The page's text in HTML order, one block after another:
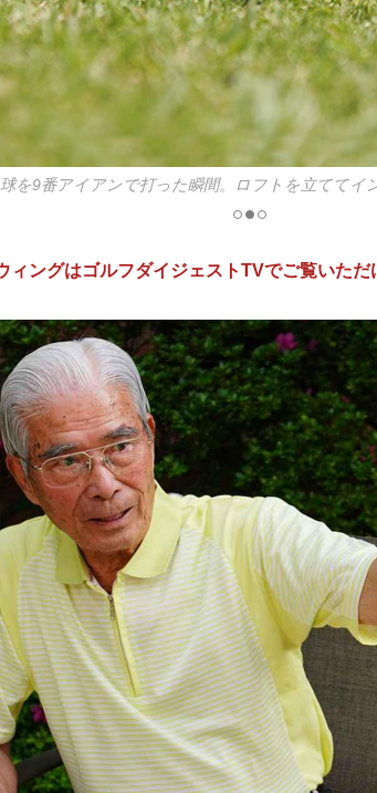
を9番アイアンで打った瞬間。ロフトを立ててイ
を9番アイアンで打った瞬間。ロフトを立ててイ
ィングはゴルフダイジェストTVでご覧いただ